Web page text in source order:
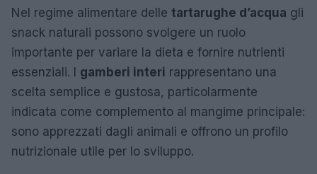
Nel regime alimentare delle tartarughe d’acqua gli
snack naturali possono svolgere un ruolo
importante per variare la dieta e fornire nutrienti
essenziali. I gamberi interi rappresentano una
scelta semplice e gustosa, particolarmente
indicata come complemento al mangime principale:
sono apprezzati dagli animali e offrono un profilo
nutrizionale utile per lo sviluppo.